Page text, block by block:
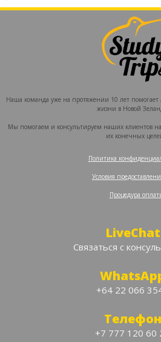
Наша команда уже на протяжении 10 лет
жизни в Новой
Мы помогаем и консультируем наших клиентов
их конечных
Политика
Условия
Процедура
LiveChat
Связаться с
+64 22 066
Телефон
+7 777 120 60